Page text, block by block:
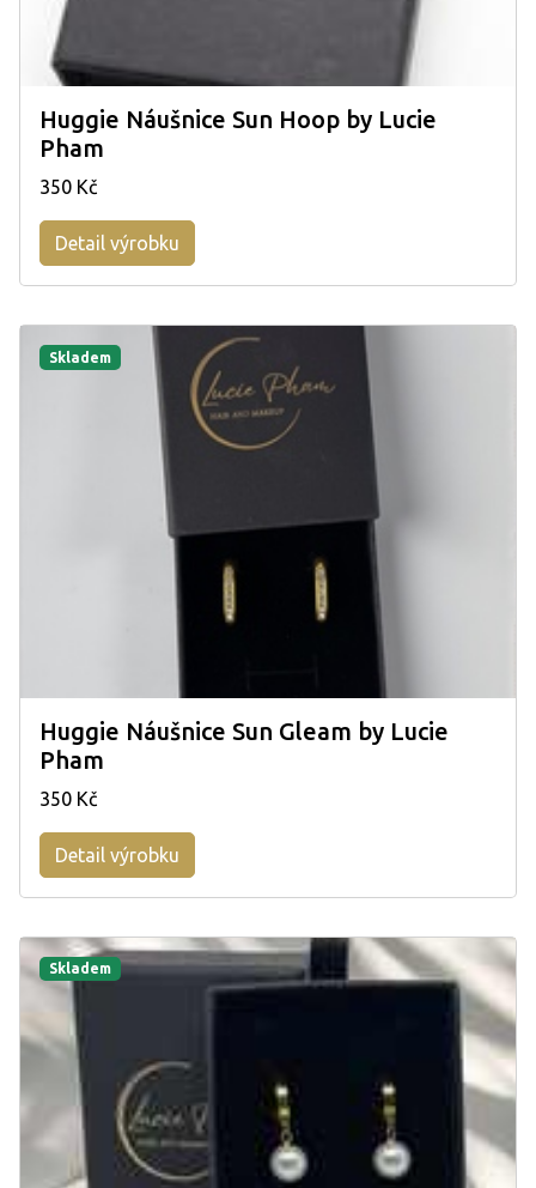
Huggie Náušnice Sun Hoop by Lucie
Pham
350 Kč
Detail výrobku
Skladem
Huggie Náušnice Sun Gleam by Lucie
Pham
350 Kč
Detail výrobku
Skladem